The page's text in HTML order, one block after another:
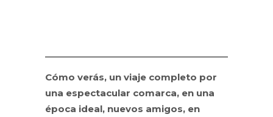
Cómo verás, un viaje completo por
una espectacular comarca, en una
época ideal, nuevos amigos, en